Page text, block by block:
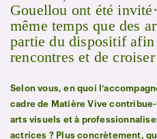
Gouellou ont été
même temps que des
partie du dispositif
rencontres et de
Selon vous, en quoi
cadre de Matière Vive
arts visuels et à
actrices ? Plus concrètement,